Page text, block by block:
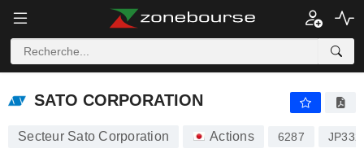
SATO CORPORATION
SATO CORPORATION
Secteur Sato Corporation Actions 6287